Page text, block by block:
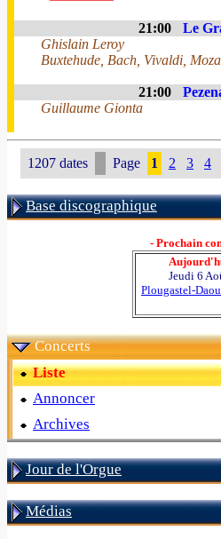
21:00 Le
Ghislain Leroy
Buxtehude, Bach, Vivaldi,
21:00
Guillaume Gionta
1207 dates Page 1 2 3 4
Base discographique
- Prochain
Jeudi 6
Plougastel-
Concerts
Liste
Annoncer
Archives
Jour de l'Orgue
Médias